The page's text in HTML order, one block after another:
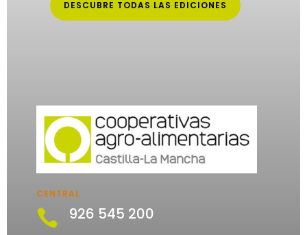
DESCUBRE TODAS LAS EDICIONES
CENTRAL
 926 545 200